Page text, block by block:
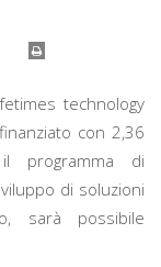
technology
con 2,36
programma di
di soluzioni
sarà possibile